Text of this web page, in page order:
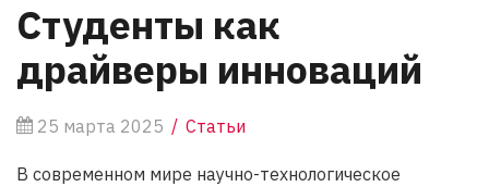
Студенты как
драйверы инноваций
25 марта 2025 Статьи
В современном мире научно-технологическое